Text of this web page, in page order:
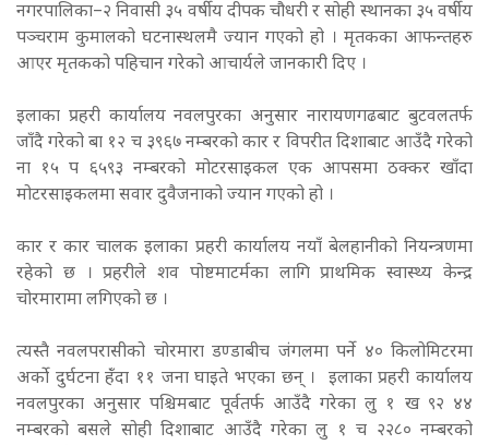
नगरपालिका–२ निवासी ३५ वर्षीय दीपक चौधरी र सोही स्थानका ३५ वर्षीय
पञ्चराम कुमालको घटनास्थलमै ज्यान गएको हो । मृतकका आफन्तहरु
आएर मृतकको पहिचान गरेको आचार्यले जानकारी दिए ।
इलाका प्रहरी कार्यालय नवलपुरका अनुसार नारायणगढबाट बुटवलतर्फ
जाँदै गरेको बा १२ च ३९६७ नम्बरको कार र विपरीत दिशाबाट आउँदै गरेको
ना १५ प ६५९३ नम्बरको मोटरसाइकल एक आपसमा ठक्कर खाँदा
मोटरसाइकलमा सवार दुवैजनाको ज्यान गएको हो ।
कार र कार चालक इलाका प्रहरी कार्यालय नयाँ बेलहानीको नियन्त्रणमा
रहेको छ । प्रहरीले शव पोष्टमाटर्मका लागि प्राथमिक स्वास्थ्य केन्द्र
चोरमारामा लगिएको छ ।
त्यस्तै नवलपरासीको चोरमारा डण्डाबीच जंगलमा पर्ने ४० किलोमिटरमा
अर्को दुर्घटना हंँदा ११ जना घाइते भएका छन् । इलाका प्रहरी कार्यालय
नवलपुरका अनुसार पश्चिमबाट पूर्वतर्फ आउँदै गरेका लु १ ख ९२ ४४
नम्बरको बसले सोही दिशाबाट आउँदै गरेका लु १ च २२८० नम्बरको